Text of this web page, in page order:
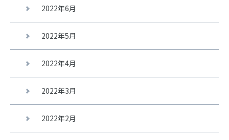
2022年6月
2022年5月
2022年4月
2022年3月
2022年2月